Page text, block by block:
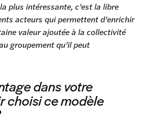
plus intéressante, c’est la libre
acteurs qui permettent d’enrichir
valeur ajoutée à la collectivité
groupement qu’il peut
dans votre
choisi ce modèle